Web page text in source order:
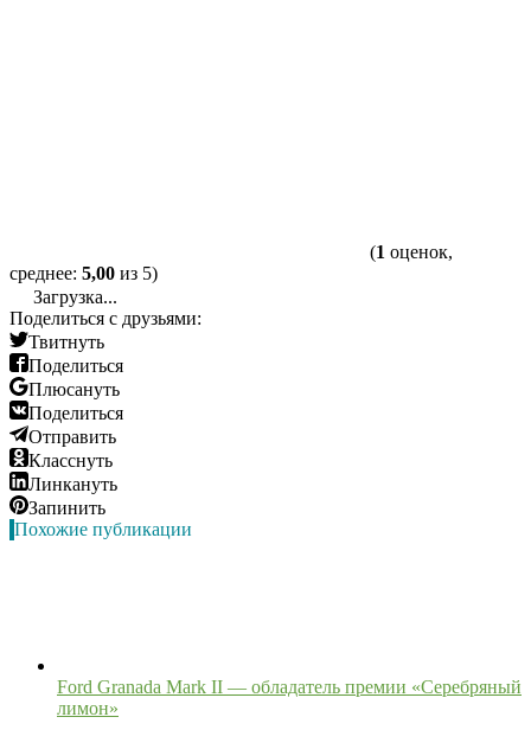
(1 оценок,
среднее: 5,00 из 5)
Загрузка...
Поделиться с друзьями:
Твитнуть
Поделиться
Плюсануть
Поделиться
Отправить
Класснуть
Линкануть
Запинить
Похожие публикации
Ford Granada Mark II — обладатель премии «Серебряный
лимон»